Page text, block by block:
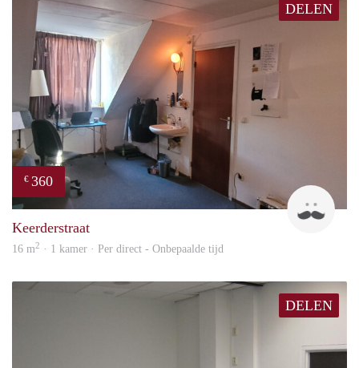
DELEN
€ 360
Keerderstraat
16 m2 · 1 kamer · Per direct - Onbepaalde tijd
DELEN